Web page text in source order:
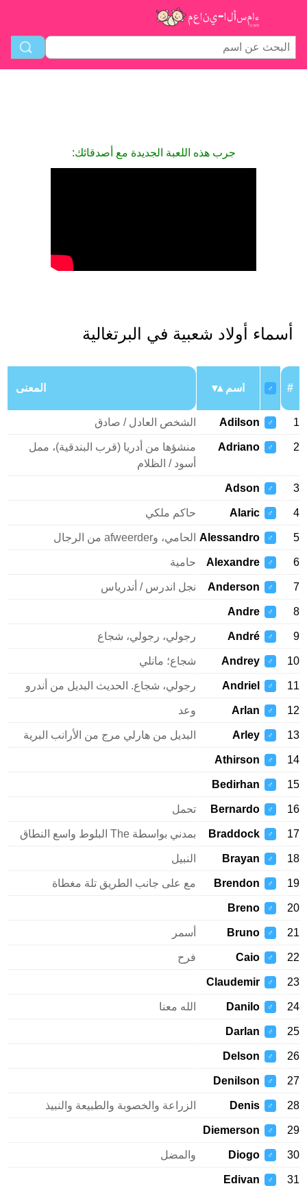
جرب هذه اللعبة الجديدة مع أصدقائك:
أسماء أولاد شعبية في البرتغالية
#
♂ اسم المعنى
1
♂
Adilson الشخص العادل / صادق
2
♂
Adriano
منشؤها من أدريا (قرب البندقية)، ممل
أسود / الظلام
3
♂
Adson
4
♂
Alaric حاكم ملكي
5
♂
Alessandro الحامي، وafweerder من الرجال
6
♂
Alexandre حامية
7
♂
Anderson نجل اندرس / أندرياس
8
♂
Andre
9
♂
André رجولي، رجولي، شجاع
10
♂
Andrey شجاع؛ مانلي
11
♂
Andriel رجولي، شجاع. الحديث البديل من أندرو
12
♂
Arlan وعد
13
♂
Arley البديل من هارلي مرج من الأرانب البرية
14
♂
Athirson
15
♂
Bedirhan
16
♂
Bernardo تحمل
17
♂
Braddock بمدني بواسطة The البلوط واسع النطاق
18
♂
Brayan النبيل
19
♂
Brendon مع على جانب الطريق تلة مغطاة
20
♂
Breno
21
♂
Bruno أسمر
22
♂
Caio فرح
23
♂
Claudemir
24
♂
Danilo الله معنا
25
♂
Darlan
26
♂
Delson
27
♂
Denilson
28
♂
Denis الزراعة والخصوبة والطبيعة والنبيذ
29
♂
Diemerson
30
♂
Diogo والمضل
31
♂
Edivan